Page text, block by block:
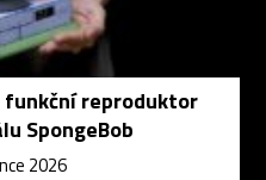
reproduktor
SpongeBob
2026